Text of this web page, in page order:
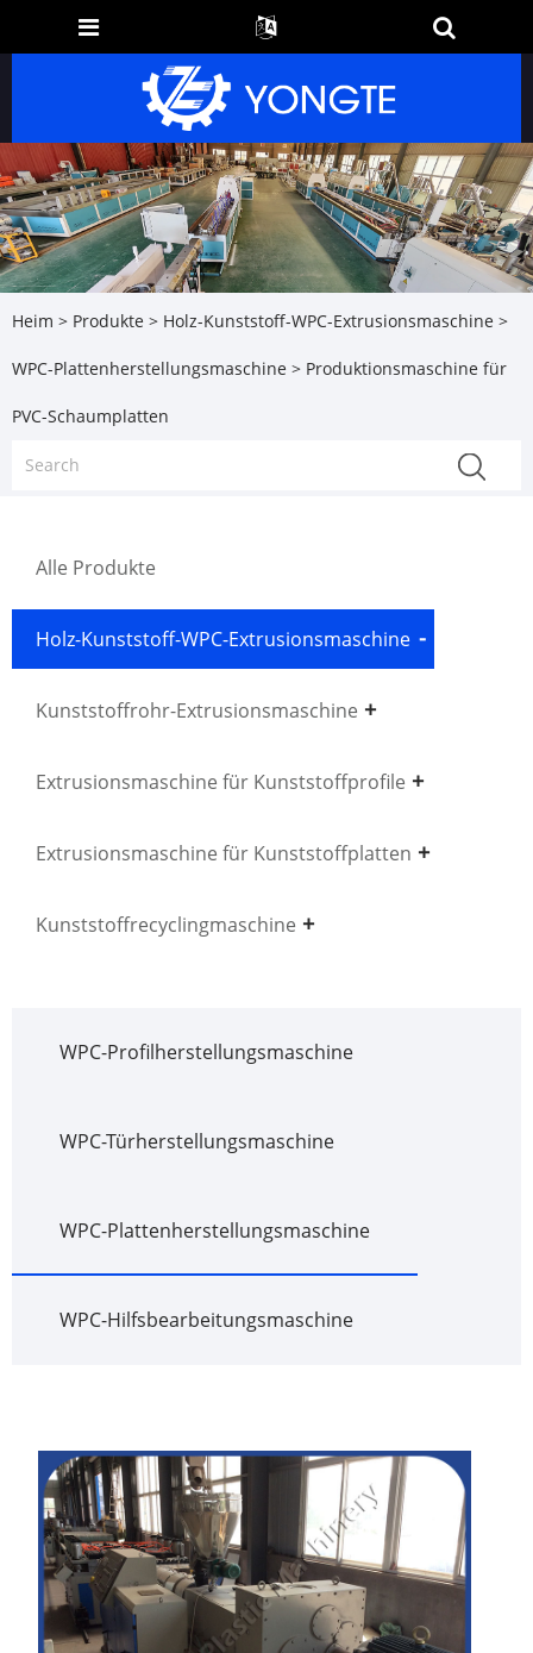
Heim > Produkte > Holz-Kunststoff-WPC-Extrusionsmaschine >
WPC-Plattenherstellungsmaschine > Produktionsmaschine für
PVC-Schaumplatten
Alle Produkte
Holz-Kunststoff-WPC-Extrusionsmaschine
Kunststoffrohr-Extrusionsmaschine
Extrusionsmaschine für Kunststoffprofile
Extrusionsmaschine für Kunststoffplatten
Kunststoffrecyclingmaschine
WPC-Profilherstellungsmaschine
WPC-Türherstellungsmaschine
WPC-Plattenherstellungsmaschine
WPC-Hilfsbearbeitungsmaschine